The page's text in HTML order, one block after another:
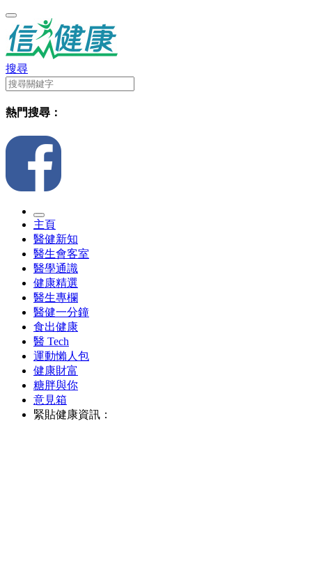
搜尋
熱門搜尋：
主頁
醫健新知
醫生會客室
醫學通識
健康精選
醫生專欄
醫健一分鐘
食出健康
醫 Tech
運動懶人包
健康財富
糖胖與你
意見箱
緊貼健康資訊：